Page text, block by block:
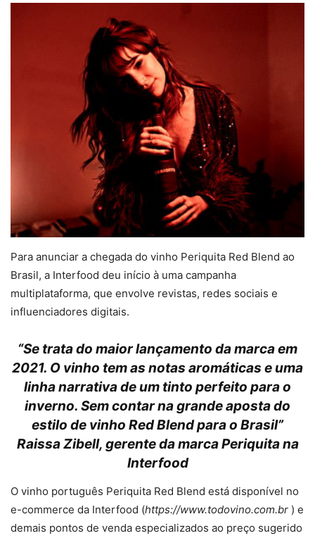
Para anunciar a chegada do vinho Periquita Red Blend ao
Brasil, a Interfood deu início à uma campanha
multiplataforma, que envolve revistas, redes sociais e
influenciadores digitais.
“Se trata do maior lançamento da marca em
2021. O vinho tem as notas aromáticas e uma
linha narrativa de um tinto perfeito para o
inverno. Sem contar na grande aposta do
estilo de vinho Red Blend para o Brasil”
Raissa Zibell, gerente da marca Periquita na
Interfood
O vinho português Periquita Red Blend está disponível no
e-commerce da Interfood (https://www.todovino.com.br ) e
demais pontos de venda especializados ao preço sugerido